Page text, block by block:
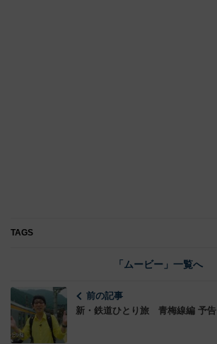
TAGS
「ムービー」一覧へ
前の記事
新・鉄道ひとり旅 青梅線編 予告